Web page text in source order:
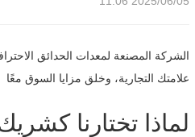
علامتك التجارية، وخلق مزايا السوق معًا
لماذا تختارنا